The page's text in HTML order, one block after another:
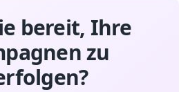
bereit, Ihre
zu